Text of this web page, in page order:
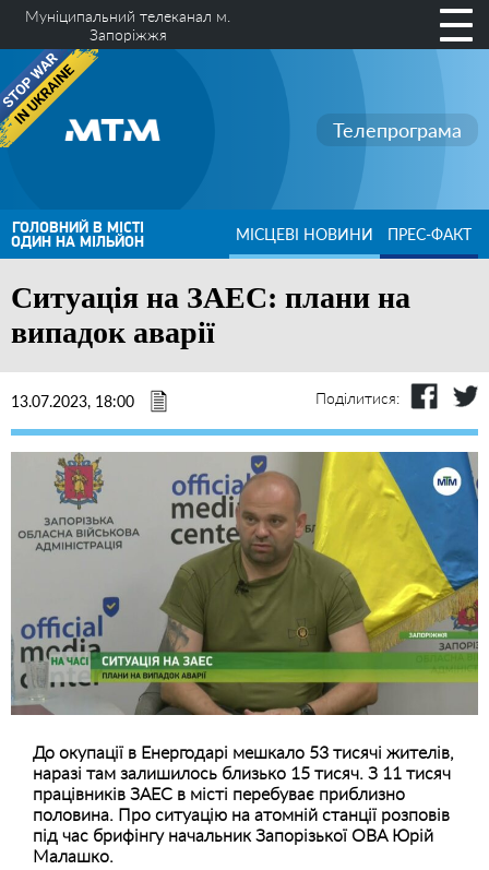
Муніципальний телеканал м.
Запоріжжя
Телепрограма
ГОЛОВНИЙ В МІСТІ
ОДИН НА МІЛЬЙОН МІСЦЕВІ НОВИНИ ПРЕС-ФАКТ
Ситуація на ЗАЕС: плани на
випадок аварії
13.07.2023, 18:00 Поділитися:
До окупації в Енергодарі мешкало 53 тисячі жителів,
наразі там залишилось близько 15 тисяч. З 11 тисяч
працівників ЗАЕС в місті перебуває приблизно
половина. Про ситуацію на атомній станції розповів
під час брифінгу начальник Запорізької ОВА Юрій
Малашко.